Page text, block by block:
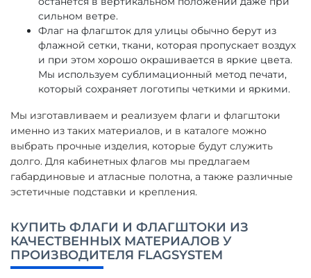
сильном ветре.
Флаг на флагшток для улицы обычно берут из
флажной сетки, ткани, которая пропускает воздух
и при этом хорошо окрашивается в яркие цвета.
Мы используем сублимационный метод печати,
который сохраняет логотипы четкими и яркими.
Мы изготавливаем и реализуем флаги и флагштоки
именно из таких материалов, и в каталоге можно
выбрать прочные изделия, которые будут служить
долго. Для кабинетных флагов мы предлагаем
габардиновые и атласные полотна, а также различные
эстетичные подставки и крепления.
КУПИТЬ ФЛАГИ И ФЛАГШТОКИ ИЗ
КАЧЕСТВЕННЫХ МАТЕРИАЛОВ У
ПРОИЗВОДИТЕЛЯ FLAGSYSTEM